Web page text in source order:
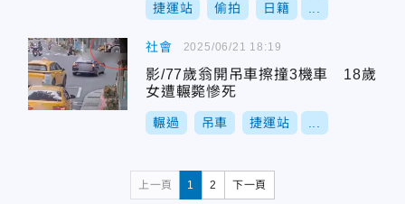
捷運站 偷拍 日籍
社會
影/77歲翁開吊車擦撞3機車 18歲
女遭輾斃慘死
輾過 吊車 捷運站
2025/06/21 18:19
上一頁 1 2 下一頁